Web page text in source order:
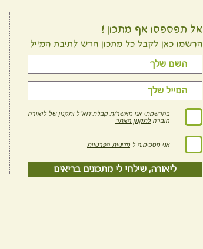
אל תפספסו אף מתכון !
הרשמו כאן לקבל כל מתכון חדש לתיבת המייל
בהרשמתי אני מאשר/ת קבלת דוא"ל ותקנון של ליאורה
חוברהלתקנון האתר
אני מסכימ.ה ל מדיניות הפרטיות
ליאורה, שילחי לי מתכונים בריאים